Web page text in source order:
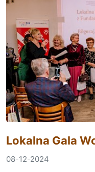
Lokalna Gala
08-12-2024